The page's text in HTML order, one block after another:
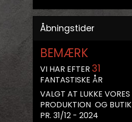
Åbningstider
BEMÆRK
VI HAR EFTER31
FANTASTISKE ÅR
VALGT AT LUKKE VORES
PRODUKTION OG BUTIK
PR. 31/12 - 2024